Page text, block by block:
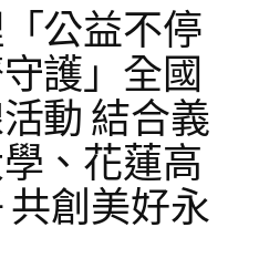
公益不停
護」全國
動 結合義
、花蓮高
創美好永